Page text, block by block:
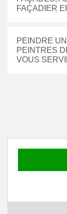
FAÇADIER
PEINDRE
PEINTRES
VOUS